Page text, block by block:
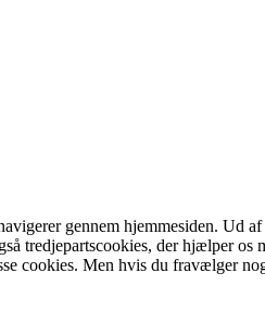
gennem hjemmesiden. Ud
tredjepartscookies, der hjælper os
cookies. Men hvis du fravælger